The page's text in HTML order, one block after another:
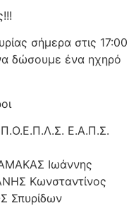
σήμερα στις 17:00
δώσουμε ένα ηχηρό
Ε.Α.Π.Σ.
Ιωάννης
Κωνσταντίνος
Σπυρίδων